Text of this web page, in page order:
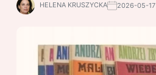
HELENA KRUSZYCKA 2026-05-17